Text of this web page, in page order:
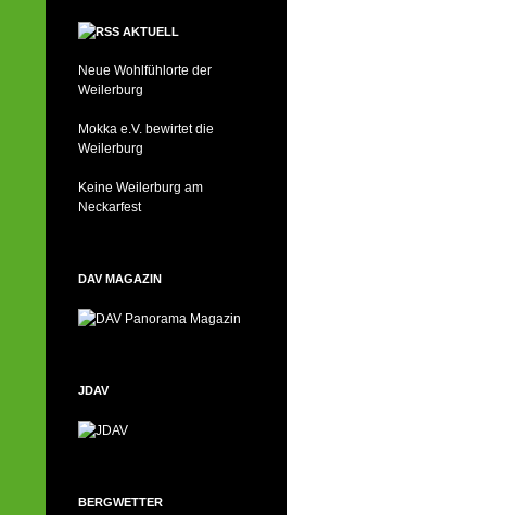
AKTUELL
Neue Wohlfühlorte der
Weilerburg
Mokka e.V. bewirtet die
Weilerburg
Keine Weilerburg am
Neckarfest
DAV MAGAZIN
JDAV
BERGWETTER